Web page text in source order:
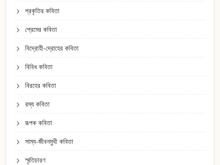
প্রকৃতির কবিতা
প্রেমের কবিতা
বিদ্রোহী-দ্রোহের কবিতা
বিবিধ কবিতা
বিরহের কবিতা
রম্য কবিতা
রূপক কবিতা
সাম্য-জীবনমুখী কবিতা
স্মৃতিচারণ